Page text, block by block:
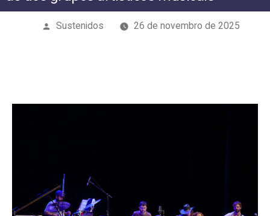
Publicado
Sustenidos 26 de novembro de 2025